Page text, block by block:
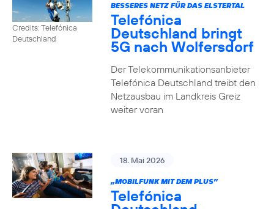
Credits: Telefónica
Deutschland
BESSERES NETZ FÜR DAS ELSTERTAL
Telefónica
Deutschland bringt
5G nach Wolfersdorf
Der Telekommunikationsanbieter
Telefónica Deutschland treibt den
Netzausbau im Landkreis Greiz
weiter voran
18. Mai 2026
„MOBILFUNK MIT DEM PLUS”
Telefónica